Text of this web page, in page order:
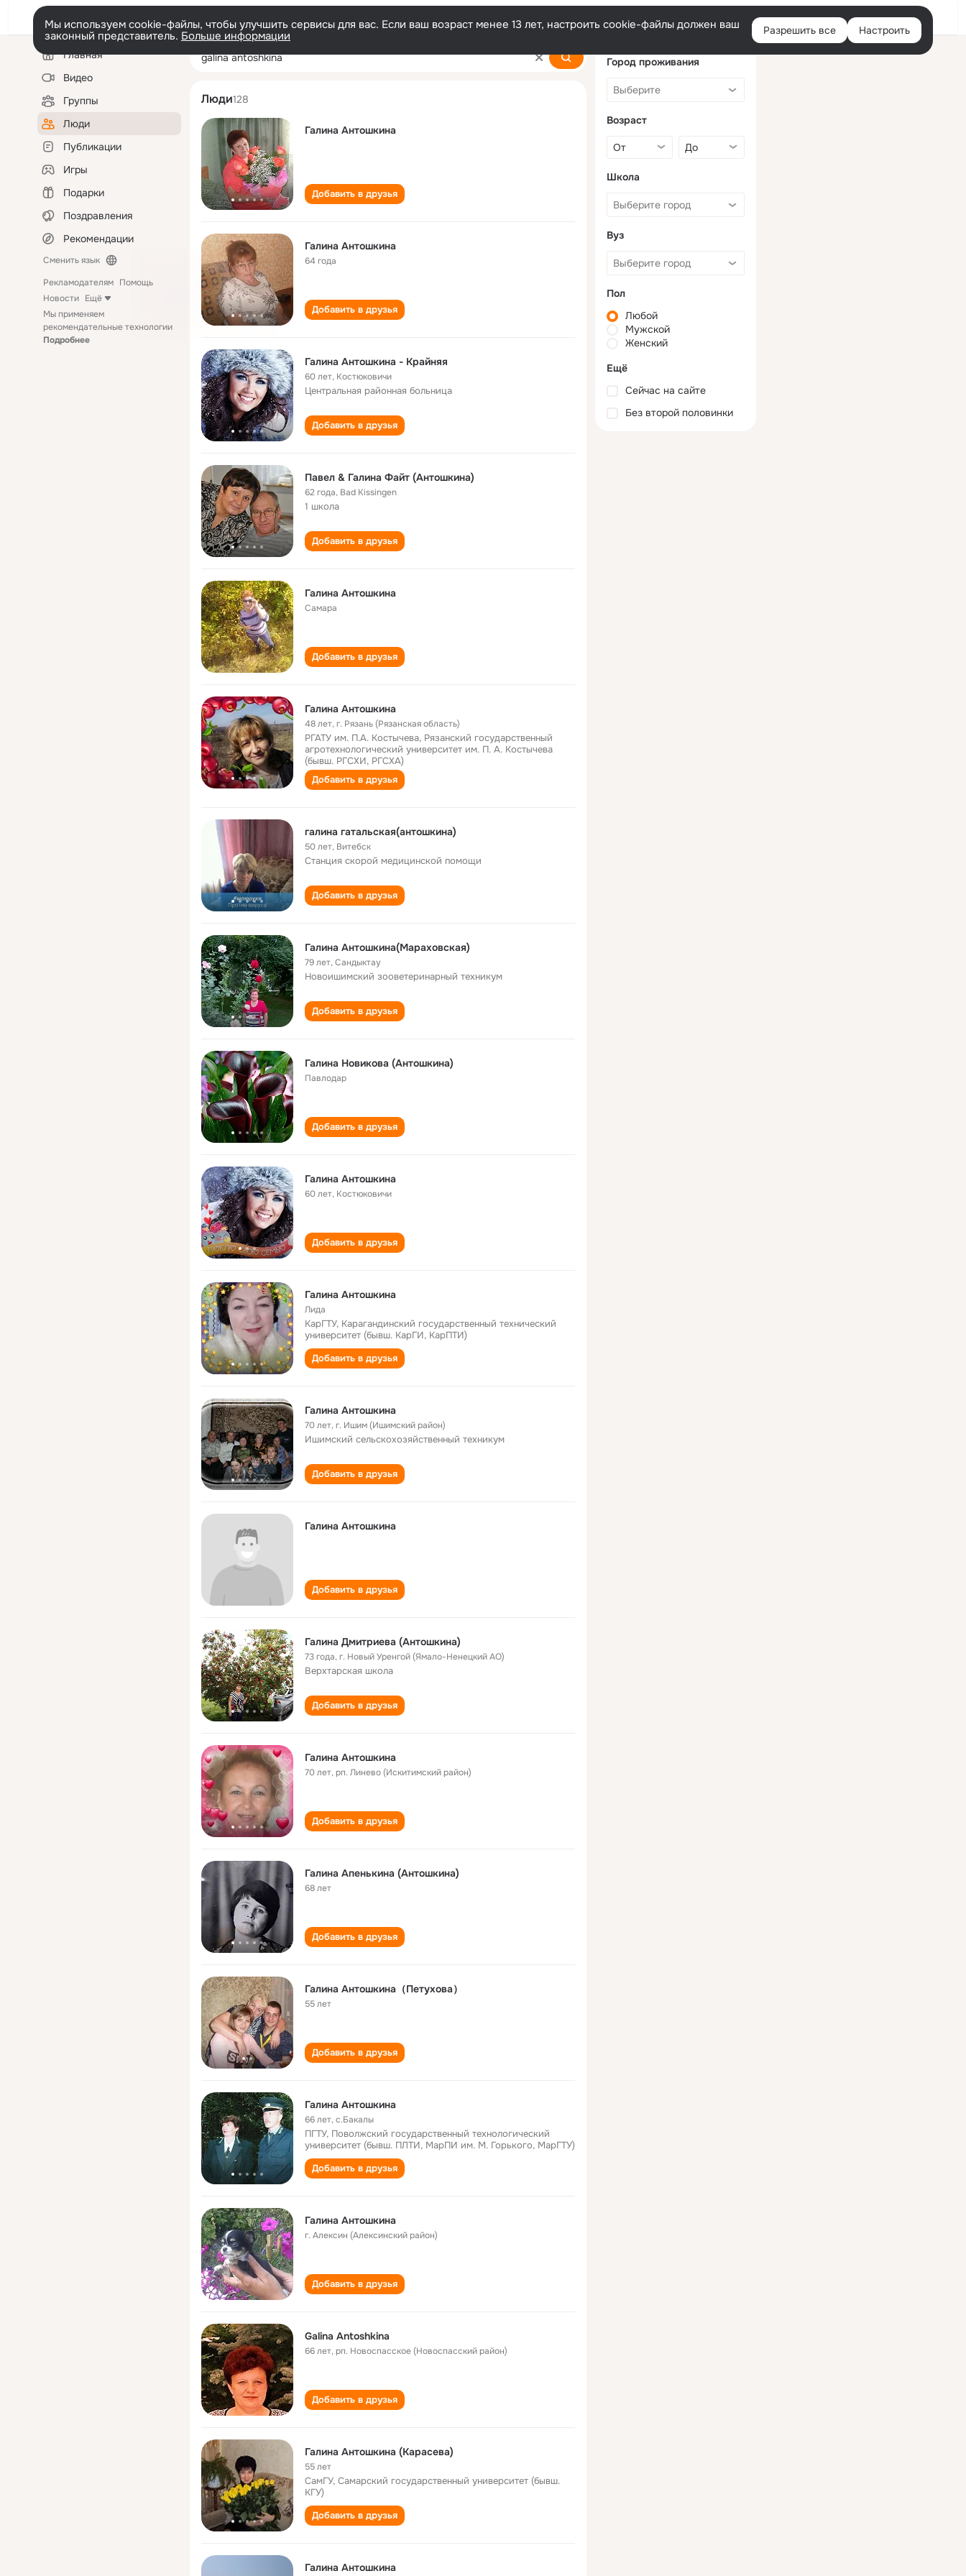
Войти
Мы используем cookie-файлы, чтобы улучшить сервисы для вас. Если ваш возраст менее 13 лет, настроить cookie-файлы должен ваш
законный представитель. Больше информации Разрешить все Настроить
Левая
колонкаГлавная
Видео
Группы
Люди
Публикации
Игры
Подарки
Поздравления
Рекомендации
Сменить язык
Рекламодателям Помощь
Новости Ещё
Мы применяем
рекомендательные технологии
Подробнее
galina antoshkina
Люди128
Галина Антошкина
Добавить в друзья
Галина Антошкина
64 года
Добавить в друзья
Галина Антошкина - Крайняя
60 лет, Костюковичи
Центральная районная больница
Добавить в друзья
Павел & Галина Файт (Антошкина)
62 года, Bad Kissingen
1 школа
Добавить в друзья
Галина Антошкина
Самара
Добавить в друзья
Галина Антошкина
48 лет,г. Рязань (Рязанская область)
РГАТУ им. П.А. Костычева, Рязанский государственный
агротехнологический университет им. П. А. Костычева
(бывш. РГСХИ, РГСХА)
Добавить в друзья
галина гатальская(антошкина)
50 лет, Витебск
Станция скорой медицинской помощи
Добавить в друзья
Галина Антошкина(Мараховская)
79 лет,Сандыктау
Новоишимский зооветеринарный техникум
Добавить в друзья
Галина Новикова (Антошкина)
Павлодар
Добавить в друзья
Галина Антошкина
60 лет, Костюковичи
Добавить в друзья
Галина Антошкина
Лида
КарГТУ, Карагандинский государственный технический
университет (бывш. КарГИ, КарПТИ)
Добавить в друзья
Галина Антошкина
70 лет,г. Ишим (Ишимский район)
Ишимский сельскохозяйственный техникум
Добавить в друзья
Галина Антошкина
Добавить в друзья
Галина Дмитриева (Антошкина)
73 года,г. Новый Уренгой (Ямало-Ненецкий АО)
Верхтарская школа
Добавить в друзья
Галина Антошкина
70 лет,рп. Линево (Искитимский район)
Добавить в друзья
Галина Апенькина (Антошкина)
68 лет
Добавить в друзья
Галина Антошкина（Петухова）
55 лет
Добавить в друзья
Галина Антошкина
66 лет,с.Бакалы
ПГТУ, Поволжский государственный технологический
университет (бывш. ПЛТИ, МарПИ им. М. Горького, МарГТУ)
Добавить в друзья
Галина Антошкина
г. Алексин (Алексинский район)
Добавить в друзья
Galina Antoshkina
66 лет,рп. Новоспасское (Новоспасский район)
Добавить в друзья
Галина Антошкина (Карасева)
55 лет
СамГУ, Самарский государственный университет (бывш.
КГУ)
Добавить в друзья
Галина Антошкина
Город проживания
Возраст
Школа
Вуз
Пол
Любой
Мужской
Женский
Ещё
Сейчас на сайте
Без второй половинки